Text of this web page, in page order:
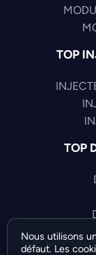
TOP
TOP
TOP
Nous utilisons
défaut. Les